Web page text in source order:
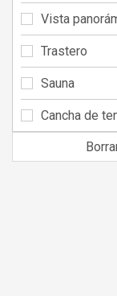
Vista
Trastero
Sauna
Cancha de